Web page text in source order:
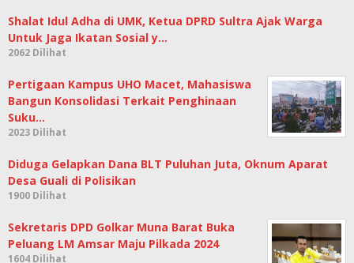
Shalat Idul Adha di UMK, Ketua DPRD Sultra Ajak Warga
Untuk Jaga Ikatan Sosial y…
2062 Dilihat
Pertigaan Kampus UHO Macet, Mahasiswa
Bangun Konsolidasi Terkait Penghinaan
Suku…
2023 Dilihat
Diduga Gelapkan Dana BLT Puluhan Juta, Oknum Aparat
Desa Guali di Polisikan
1900 Dilihat
Sekretaris DPD Golkar Muna Barat Buka
Peluang LM Amsar Maju Pilkada 2024
1604 Dilihat